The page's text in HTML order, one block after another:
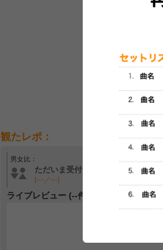
観たレポ：
男女比：
ただいま受付中です
[---／---]
ただいま受付
ライブレビュー (--件)